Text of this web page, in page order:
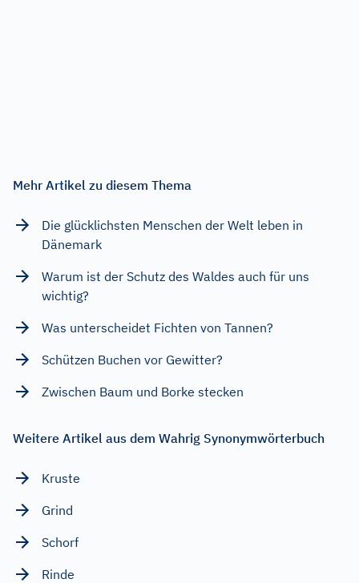
Mehr Artikel zu diesem Thema
Die glücklichsten Menschen der Welt leben in
Dänemark
Warum ist der Schutz des Waldes auch für uns
wichtig?
Was unterscheidet Fichten von Tannen?
Schützen Buchen vor Gewitter?
Zwischen Baum und Borke stecken
Weitere Artikel aus dem Wahrig Synonymwörterbuch
Kruste
Grind
Schorf
Rinde